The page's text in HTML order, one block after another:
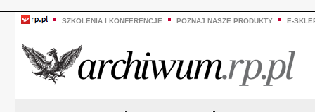
SZKOLENIA I KONFERENCJE POZNAJ NASZE PRODUKTY E-